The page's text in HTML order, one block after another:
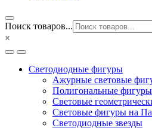
Поиск товаров...
×
Светодиодные фигуры
Ажурные световые
Полигональные фигуры
Световые
Световые фигуры на
Светодиодные звезды